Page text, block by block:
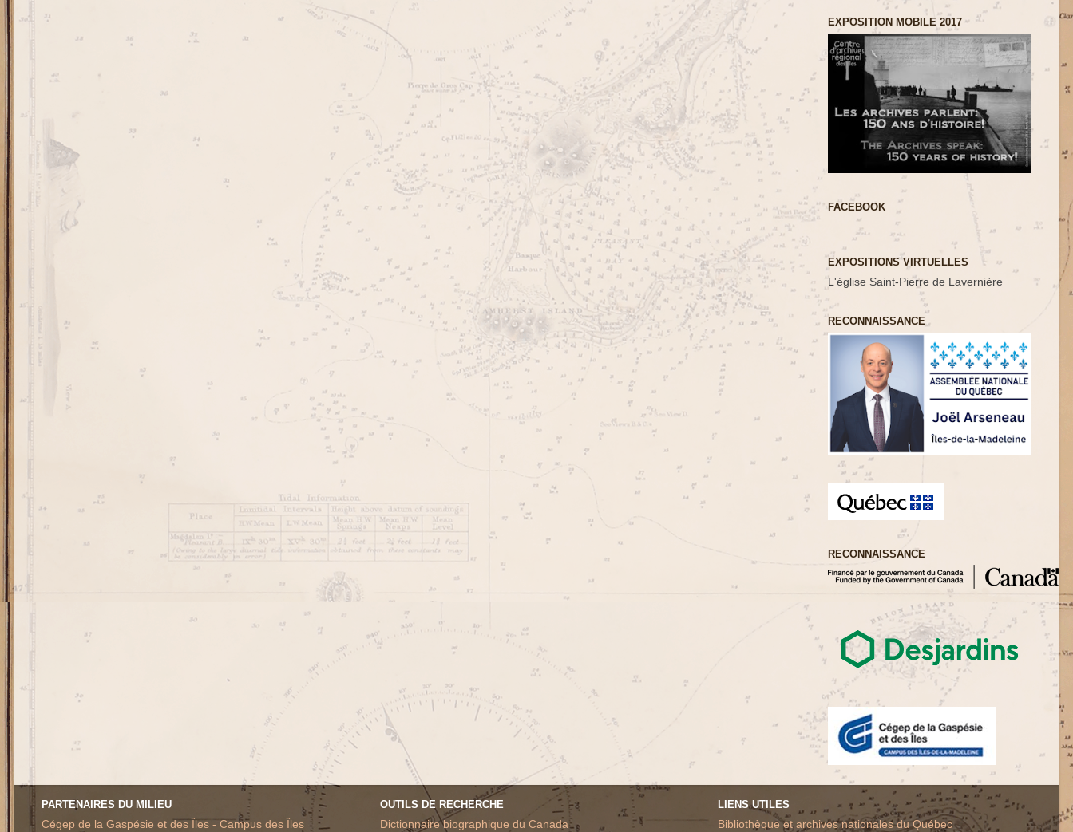
EXPOSITION MOBILE 2017
FACEBOOK
EXPOSITIONS VIRTUELLES
L'église Saint-Pierre de Lavernière
RECONNAISSANCE
RECONNAISSANCE
PARTENAIRES DU MILIEU
Cégep de la Gaspésie et des Îles - Campus des Îles
OUTILS DE RECHERCHE
Dictionnaire biographique du Canada
LIENS UTILES
Bibliothèque et archives nationales du Québec